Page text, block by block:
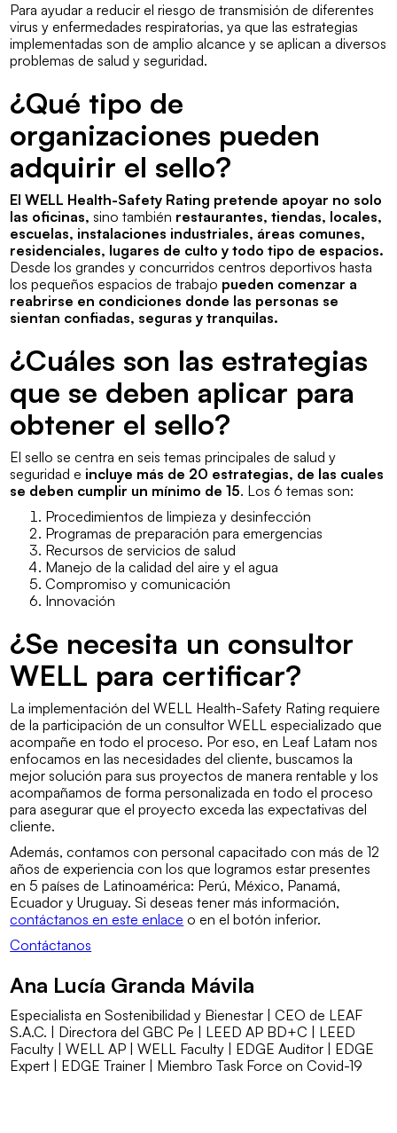
Para ayudar a reducir el riesgo de transmisión de diferentes
virus y enfermedades respiratorias, ya que las estrategias
implementadas son de amplio alcance y se aplican a diversos
problemas de salud y seguridad.
¿Qué tipo de
organizaciones pueden
adquirir el sello?
El WELL Health-Safety Rating pretende apoyar no solo
las oficinas, sino también restaurantes, tiendas, locales,
escuelas, instalaciones industriales, áreas comunes,
residenciales, lugares de culto y todo tipo de espacios.
Desde los grandes y concurridos centros deportivos hasta
los pequeños espacios de trabajo pueden comenzar a
reabrirse en condiciones donde las personas se
sientan confiadas, seguras y tranquilas.
¿Cuáles son las estrategias
que se deben aplicar para
obtener el sello?
El sello se centra en seis temas principales de salud y
seguridad e incluye más de 20 estrategias, de las cuales
se deben cumplir un mínimo de 15. Los 6 temas son:
Procedimientos de limpieza y desinfección
Programas de preparación para emergencias
Recursos de servicios de salud
Manejo de la calidad del aire y el agua
Compromiso y comunicación
Innovación
¿Se necesita un consultor
WELL para certificar?
La implementación del WELL Health-Safety Rating requiere
de la participación de un consultor WELL especializado que
acompañe en todo el proceso. Por eso, en Leaf Latam nos
enfocamos en las necesidades del cliente, buscamos la
mejor solución para sus proyectos de manera rentable y los
acompañamos de forma personalizada en todo el proceso
para asegurar que el proyecto exceda las expectativas del
cliente.
Además, contamos con personal capacitado con más de 12
años de experiencia con los que logramos estar presentes
en 5 países de Latinoamérica: Perú, México, Panamá,
Ecuador y Uruguay. Si deseas tener más información,
contáctanos en este enlace o en el botón inferior.
Contáctanos
Ana Lucía Granda Mávila
Especialista en Sostenibilidad y Bienestar | CEO de LEAF
S.A.C. | Directora del GBC Pe | LEED AP BD+C | LEED
Faculty | WELL AP | WELL Faculty | EDGE Auditor | EDGE
Expert | EDGE Trainer | Miembro Task Force on Covid-19